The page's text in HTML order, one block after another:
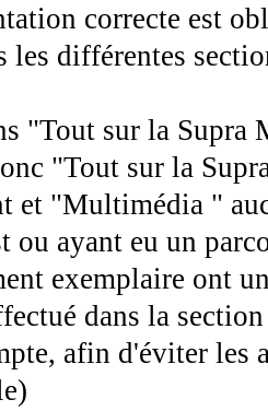
correcte est
les différentes
"Tout sur la
"Tout sur la
et "Multimédia "
ou ayant eu un
exemplaire ont
dans la
afin d'éviter les